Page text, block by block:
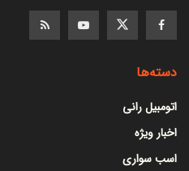
دسته‌ها
اتومبیل رانی
اخبار ویژه
اسب سواری